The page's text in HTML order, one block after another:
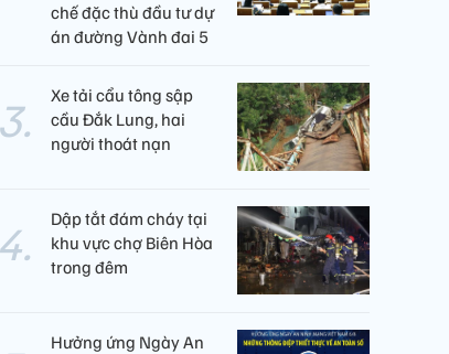
chế đặc thù đầu tư dự
án đường Vành đai 5
Xe tải cẩu tông sập
cầu Đắk Lung, hai
người thoát nạn
Dập tắt đám cháy tại
khu vực chợ Biên Hòa
trong đêm
Hưởng ứng Ngày An